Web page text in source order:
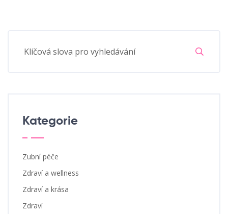
Kategorie
Zubní péče
Zdraví a wellness
Zdraví a krása
Zdraví